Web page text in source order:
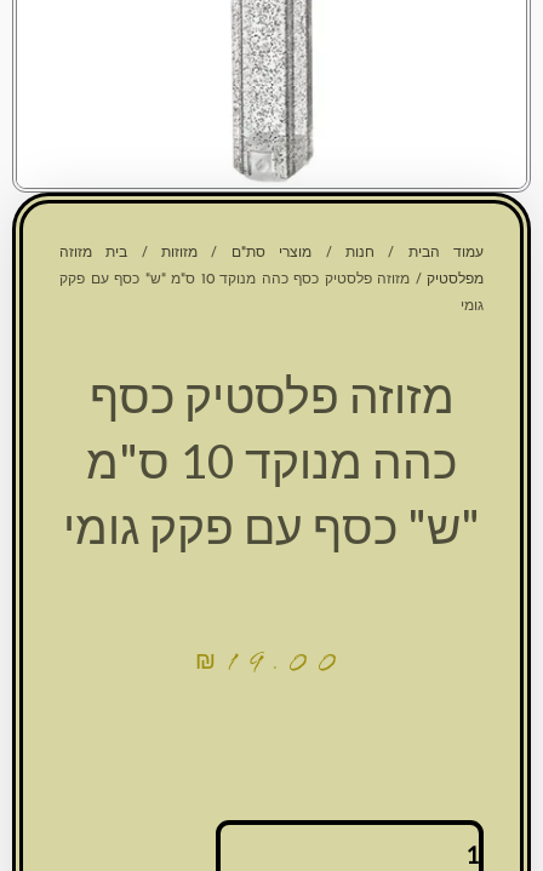
עמוד הבית / חנות / מוצרי סת"ם / מזוזות/ בית מזוזה
מפלסטיק
/ מזוזה פלסטיק כסף כהה מנוקד 10 ס"מ "ש" כסף עם פקק
גומי
מזוזה פלסטיק כסף
כהה מנוקד 10 ס"מ
"ש" כסף עם פקק גומי
₪ 19.00
כמות
של